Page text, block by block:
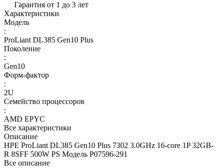
Гарантия от 1 до 3 лет
Характеристики
Модель
:
ProLiant DL385 Gen10 Plus
Поколение
:
Gen10
Форм-фактор
:
2U
Семейство процессоров
:
AMD EPYC
Все характеристики
Описание
HPE ProLiant DL385 Gen10 Plus 7302 3.0GHz 16-core 1P 32GB-
R 8SFF 500W PS Модель P07596-291
Все описание